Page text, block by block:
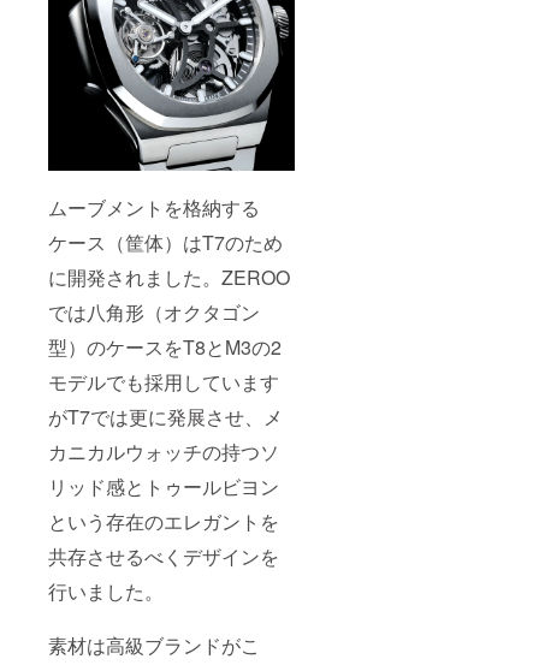
ムーブメントを格納する
ケース（筐体）はT7のため
に開発されました。ZEROO
では八角形（オクタゴン
型）のケースをT8とM3の2
モデルでも採用しています
がT7では更に発展させ、メ
カニカルウォッチの持つソ
リッド感とトゥールビヨン
という存在のエレガントを
共存させるべくデザインを
行いました。
素材は高級ブランドがこ